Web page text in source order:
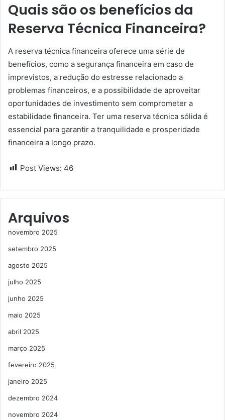
Quais são os benefícios da
Reserva Técnica Financeira?
A reserva técnica financeira oferece uma série de
benefícios, como a segurança financeira em caso de
imprevistos, a redução do estresse relacionado a
problemas financeiros, e a possibilidade de aproveitar
oportunidades de investimento sem comprometer a
estabilidade financeira. Ter uma reserva técnica sólida é
essencial para garantir a tranquilidade e prosperidade
financeira a longo prazo.
Post Views: 46
Arquivos
novembro 2025
setembro 2025
agosto 2025
julho 2025
junho 2025
maio 2025
abril 2025
março 2025
fevereiro 2025
janeiro 2025
dezembro 2024
novembro 2024